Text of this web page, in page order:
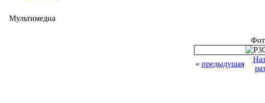
Мультимедиа
« предыдущая